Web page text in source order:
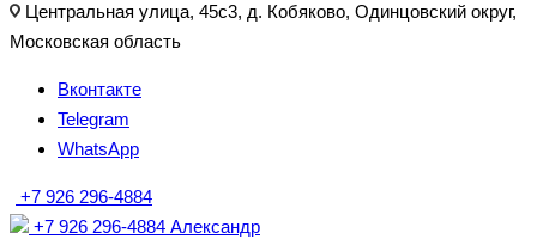
Центральная улица, 45с3, д. Кобяково, Одинцовский округ,
Московская область
Вконтакте
Telegram
WhatsApp
+7 926 296-4884
+7 926 296-4884 Александр